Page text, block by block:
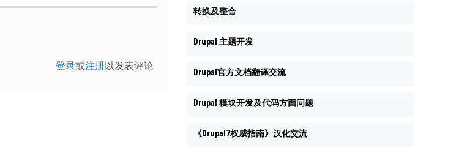
登录或注册以发表评论
转换及整合
Drupal 主题开发
Drupal官方文档翻译交流
Drupal 模块开发及代码方面问题
《Drupal7权威指南》汉化交流